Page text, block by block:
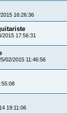
2015 16:26:36
2015 17:56:31
02/2015 11:46:56
19:11:06